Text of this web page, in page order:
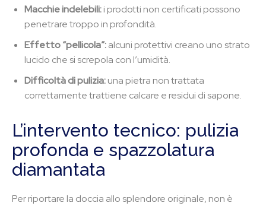
Macchie indelebili:i prodotti non certificati possono
penetrare troppo in profondità.
Effetto “pellicola”:alcuni protettivi creano uno strato
lucido che si screpola con l’umidità.
Difficoltà di pulizia:una pietra non trattata
correttamente trattiene calcare e residui di sapone.
L’intervento tecnico: pulizia
profonda e spazzolatura
diamantata
Per riportare la doccia allo splendore originale, non è